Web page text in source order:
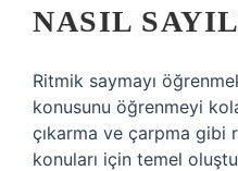
NASIL
Ritmik saymayı
konusunu öğrenmeyi
çıkarma ve çarpma gibi
konuları için temel